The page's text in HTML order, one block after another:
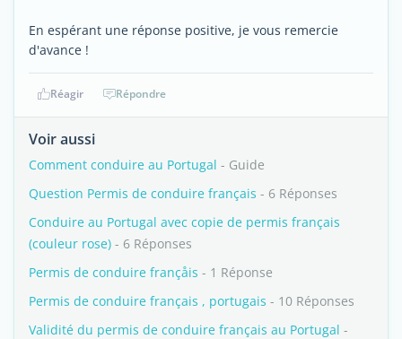
En espérant une réponse positive, je vous remercie
d'avance !
Réagir Répondre
Voir aussi
Comment conduire au Portugal - Guide
Question Permis de conduire français - 6 Réponses
Conduire au Portugal avec copie de permis français
(couleur rose) - 6 Réponses
Permis de conduire françåis - 1 Réponse
Permis de conduire français , portugais - 10 Réponses
Validité du permis de conduire français au Portugal -